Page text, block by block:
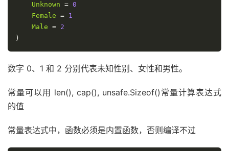
Unknown = 0
Female = 1
Male = 2
)
数字 0、1 和 2 分别代表未知性别、女性和男性。
常量可以用 len(), cap(), unsafe.Sizeof()常量计算表达式
的值
常量表达式中，函数必须是内置函数，否则编译不过